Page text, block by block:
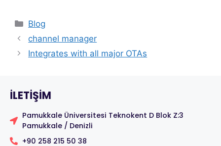
Blog
channel manager
Integrates with all major OTAs
ILETIŞIM
Pamukkale Üniversitesi Teknokent D Blok Z:3
Pamukkale / Denizli
+90 258 215 50 38